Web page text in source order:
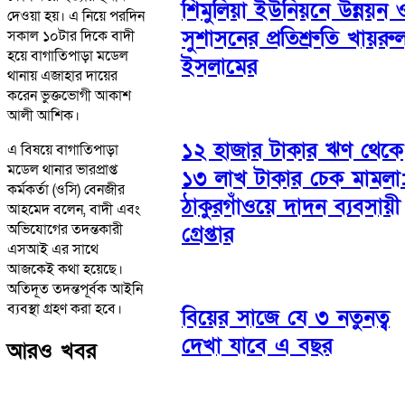
দেওয়া হয়। এ নিয়ে পরদিন
সকাল ১০টার দিকে বাদী
হয়ে বাগাতিপাড়া মডেল
থানায় এজাহার দায়ের
করেন ভুক্তভোগী আকাশ
আলী আশিক।
এ বিষয়ে বাগাতিপাড়া
মডেল থানার ভারপ্রাপ্ত
কর্মকর্তা (ওসি) বেনজীর
আহমেদ বলেন, বাদী এবং
অভিযোগের তদন্তকারী
এসআই এর সাথে
আজকেই কথা হয়েছে।
অতিদূত তদন্তপূর্বক আইনি
ব্যবস্থা গ্রহণ করা হবে।
আরও খবর
শিমুলিয়া ইউনিয়নে উন্নয়ন
সুশাসনের প্রতিশ্রুতি
ইসলামের
১২ হাজার টাকার ঋণ থেকে
১৩ লাখ টাকার চেক
ঠাকুরগাঁওয়ে দাদন ব্যবসায়ী
গ্রেপ্তার
বিয়ের সাজে যে ৩ নতুনত্ব
দেখা যাবে এ বছর